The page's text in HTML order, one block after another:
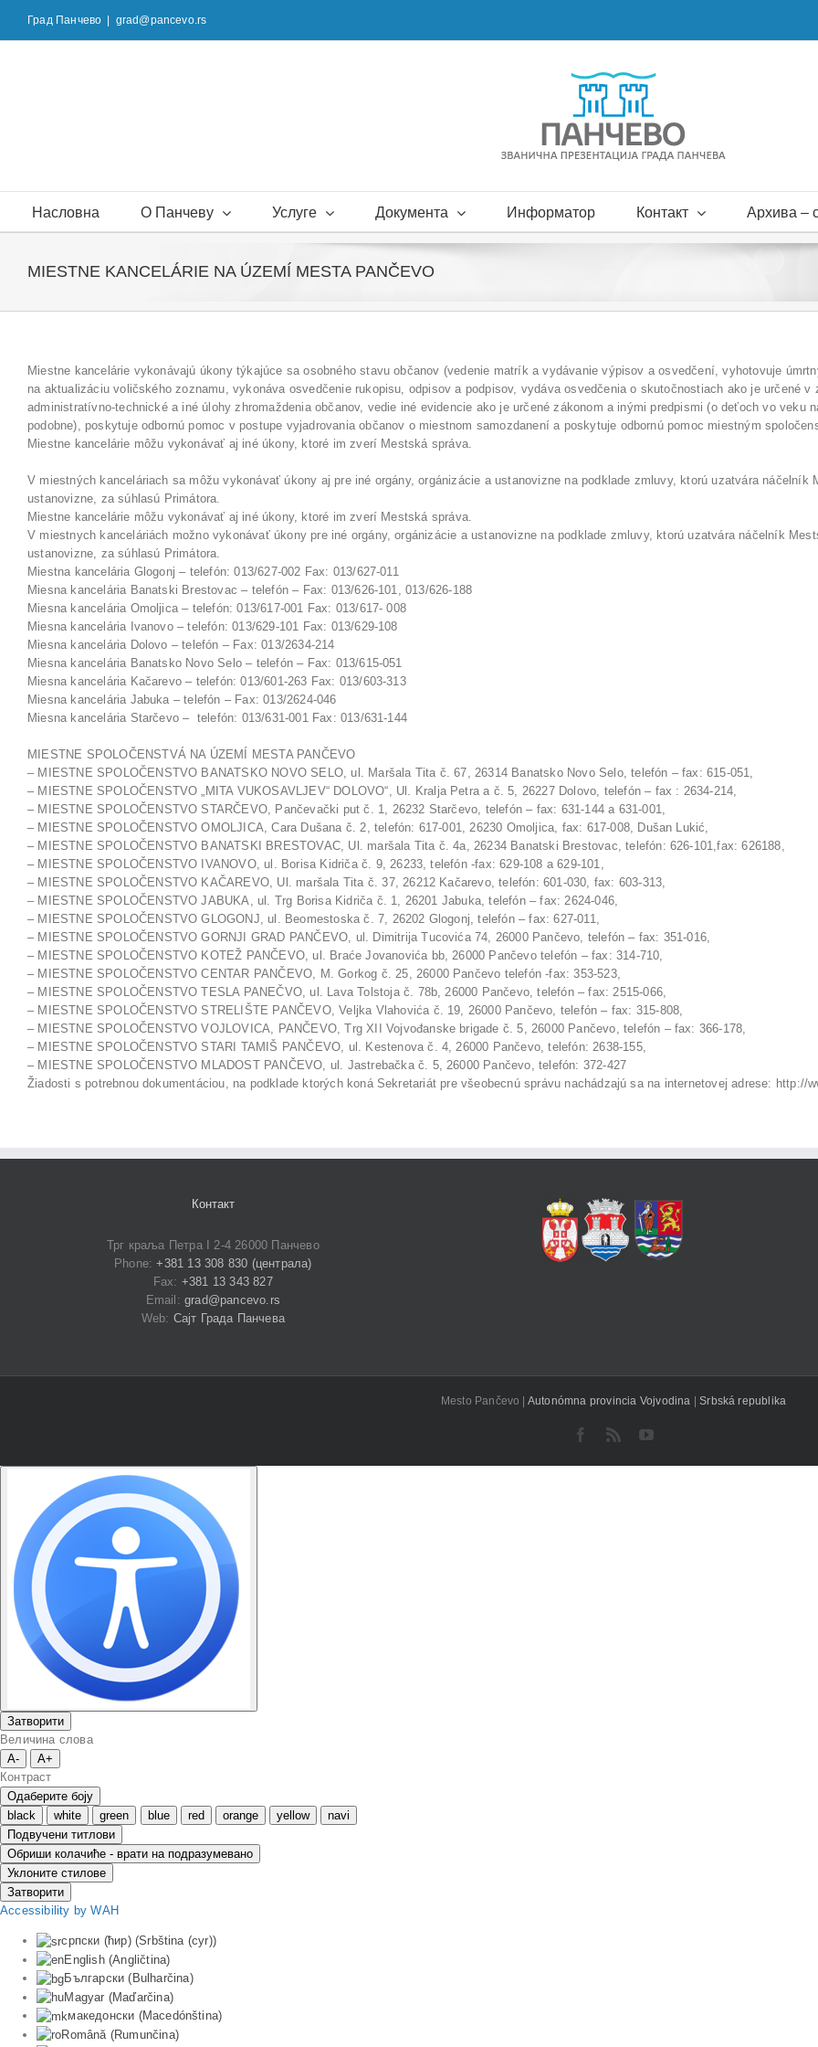
content
Град Панчево grad@pancevo.rs
Насловна О Панчеву Услуге Документа Информатор Контакт Архива –
MIESTNE KANCELÁRIE NA ÚZEMÍ MESTA PANČEVO
Miestne kancelárie vykonávajú úkony týkajúce sa osobného stavu občanov (vedenie matrík a vydávanie výpisov a osvedčení, vyhotovuje
na aktualizáciu voličského zoznamu, vykonáva osvedčenie rukopisu, odpisov a podpisov, vydáva osvedčenia o skutočnostiach ako je určené
administratívno-technické a iné úlohy zhromaždenia občanov, vedie iné evidencie ako je určené zákonom a inými predpismi (o deťoch vo
podobne), poskytuje odbornú pomoc v postupe vyjadrovania občanov o miestnom samozdanení a poskytuje odbornú pomoc miestným
Miestne kancelárie môžu vykonávať aj iné úkony, ktoré im zverí Mestská správa.
V miestných kanceláriach sa môžu vykonávať úkony aj pre iné orgány, orgánizácie a ustanovizne na podklade zmluvy, ktorú uzatvára
ustanovizne, za súhlasú Primátora.
Miestne kancelárie môžu vykonávať aj iné úkony, ktoré im zverí Mestská správa.
V miestnych kanceláriách možno vykonávať úkony pre iné orgány, orgánizácie a ustanovizne na podklade zmluvy, ktorú uzatvára náčelník
ustanovizne, za súhlasú Primátora.
Miestna kancelária Glogonj – telefón: 013/627-002 Fax: 013/627-011
Miesna kancelária Banatski Brestovac – telefón – Fax: 013/626-101, 013/626-188
Miesna kancelária Omoljica – telefón: 013/617-001 Fax: 013/617- 008
Miesna kancelária Ivanovo – telefón: 013/629-101 Fax: 013/629-108
Miesna kancelária Dolovo – telefón – Fax: 013/2634-214
Miesna kancelária Banatsko Novo Selo – telefón – Fax: 013/615-051
Miesna kancelária Kačarevo – telefón: 013/601-263 Fax: 013/603-313
Miesna kancelária Jabuka – telefón – Fax: 013/2624-046
Miesna kancelária Starčevo – telefón: 013/631-001 Fax: 013/631-144
MIESTNE SPOLOČENSTVÁ NA ÚZEMÍ MESTA PANČEVO
– MIESTNE SPOLOČENSTVO BANATSKO NOVO SELO, ul. Maršala Tita č. 67, 26314 Banatsko Novo Selo, telefón – fax: 615-051,
– MIESTNE SPOLOČENSTVO „MITA VUKOSAVLJEV“ DOLOVO“, Ul. Kralja Petra a č. 5, 26227 Dolovo, telefón – fax : 2634-214,
– MIESTNE SPOLOČENSTVO STARČEVO, Pančevački put č. 1, 26232 Starčevo, telefón – fax: 631-144 a 631-001,
– MIESTNE SPOLOČENSTVO OMOLJICA, Cara Dušana č. 2, telefón: 617-001, 26230 Omoljica, fax: 617-008, Dušan Lukić,
– MIESTNE SPOLOČENSTVO BANATSKI BRESTOVAC, Ul. maršala Tita č. 4a, 26234 Banatski Brestovac, telefón: 626-101,fax: 626188,
– MIESTNE SPOLOČENSTVO IVANOVO, ul. Borisa Kidriča č. 9, 26233, telefón -fax: 629-108 a 629-101,
– MIESTNE SPOLOČENSTVO KAČAREVO, Ul. maršala Tita č. 37, 26212 Kačarevo, telefón: 601-030, fax: 603-313,
– MIESTNE SPOLOČENSTVO JABUKA, ul. Trg Borisa Kidriča č. 1, 26201 Jabuka, telefón – fax: 2624-046,
– MIESTNE SPOLOČENSTVO GLOGONJ, ul. Beomestoska č. 7, 26202 Glogonj, telefón – fax: 627-011,
– MIESTNE SPOLOČENSTVO GORNJI GRAD PANČEVO, ul. Dimitrija Tucovića 74, 26000 Pančevo, telefón – fax: 351-016,
– MIESTNE SPOLOČENSTVO KOTEŽ PANČEVO, ul. Braće Jovanovića bb, 26000 Pančevo telefón – fax: 314-710,
– MIESTNE SPOLOČENSTVO CENTAR PANČEVO, M. Gorkog č. 25, 26000 Pančevo telefón -fax: 353-523,
– MIESTNE SPOLOČENSTVO TESLA PANEČVO, ul. Lava Tolstoja č. 78b, 26000 Pančevo, telefón – fax: 2515-066,
– MIESTNE SPOLOČENSTVO STRELIŠTE PANČEVO, Veljka Vlahovića č. 19, 26000 Pančevo, telefón – fax: 315-808,
– MIESTNE SPOLOČENSTVO VOJLOVICA, PANČEVO, Trg XII Vojvođanske brigade č. 5, 26000 Pančevo, telefón – fax: 366-178,
– MIESTNE SPOLOČENSTVO STARI TAMIŠ PANČEVO, ul. Kestenova č. 4, 26000 Pančevo, telefón: 2638-155,
– MIESTNE SPOLOČENSTVO MLADOST PANČEVO, ul. Jastrebačka č. 5, 26000 Pančevo, telefón: 372-427
Žiadosti s potrebnou dokumentáciou, na podklade ktorých koná Sekretariát pre všeobecnú správu nachádzajú sa na internetovej adrese: http://
Контакт
Трг краља Петра I 2-4 26000 Панчево
Phone:+381 13 308 830 (централа)
Fax: +381 13 343 827
Email:grad@pancevo.rs
Web: Сајт Града Панчева
Mesto Pančevo | Autonómna provincia Vojvodina |Srbská republika
Facebook
Rss YouTube
Затворити
Величина слова
A-
A+
Контраст
Одаберите боју
black
white green blue red orange yellow
navi
Подвучени титлови
Обриши колачиће - врати на подразумевано
Уклоните стилове
Затворити
Accessibility by WAH
српски (ћир)(Srbština (cyr))
English(Angličtina)
Български ( Bulharčina)
Magyar (Maďarčina)
македонски (Macedónština)
Română (Rumunčina)